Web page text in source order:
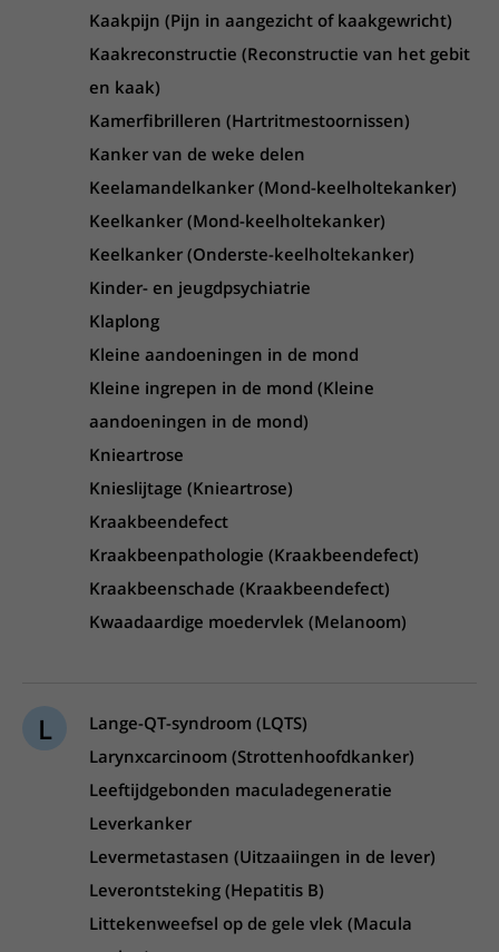
Kaakpijn (Pijn in aangezicht of kaakgewricht)
Kaakreconstructie (Reconstructie van het gebit
en kaak)
Kamerfibrilleren (Hartritmestoornissen)
Kanker van de weke delen
Keelamandelkanker (Mond-keelholtekanker)
Keelkanker (Mond-keelholtekanker)
Keelkanker (Onderste-keelholtekanker)
Kinder- en jeugdpsychiatrie
Klaplong
Kleine aandoeningen in de mond
Kleine ingrepen in de mond (Kleine
aandoeningen in de mond)
Knieartrose
Knieslijtage (Knieartrose)
Kraakbeendefect
Kraakbeenpathologie (Kraakbeendefect)
Kraakbeenschade (Kraakbeendefect)
Kwaadaardige moedervlek (Melanoom)
L
Lange-QT-syndroom (LQTS)
Larynxcarcinoom (Strottenhoofdkanker)
Leeftijdgebonden maculadegeneratie
Leverkanker
Levermetastasen (Uitzaaiingen in de lever)
Leverontsteking (Hepatitis B)
Littekenweefsel op de gele vlek (Macula